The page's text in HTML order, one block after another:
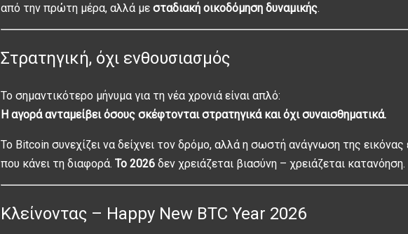
από την πρώτη μέρα, αλλά με σταδιακή οικοδόμηση δυναμικής.
Στρατηγική, όχι ενθουσιασμός
Το σημαντικότερο μήνυμα για τη νέα χρονιά είναι απλό:
Η αγορά ανταμείβει όσους σκέφτονται στρατηγικά και όχι συναισθηματικά.
Το Bitcoin συνεχίζει να δείχνει τον δρόμο, αλλά η σωστή ανάγνωση της εικόνας
που κάνει τη διαφορά. Το 2026 δεν χρειάζεται βιασύνη – χρειάζεται κατανόηση.
Κλείνοντας – Happy New BTC Year 2026